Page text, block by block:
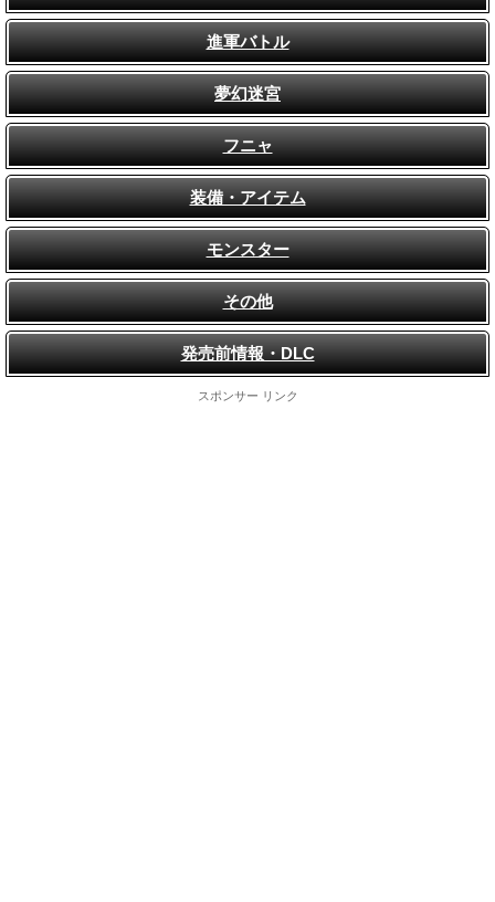
進軍バトル
夢幻迷宮
フニャ
装備・アイテム
モンスター
その他
発売前情報・DLC
スポンサー リンク